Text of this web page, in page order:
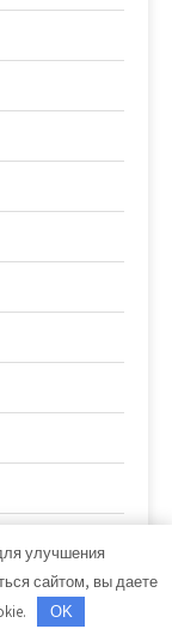
улучшения
сайтом, вы даете
OK